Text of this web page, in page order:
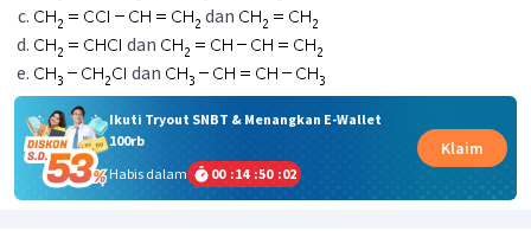
dan
dan
dan
Ikuti Tryout SNBT & Menangkan E-Wallet
100rb
Habis dalam
00 :14 :50 :02
Klaim